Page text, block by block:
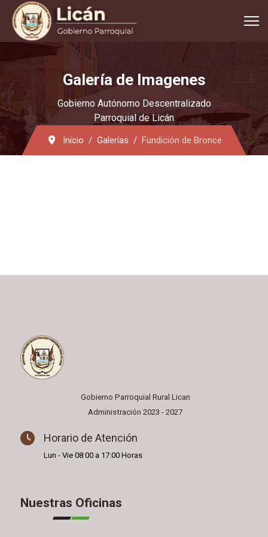
Galería de Imagenes
Gobierno Autónomo Descentralizado
Parroquial de Licán
Inicio Galerías Fundición de Bronce
Gobierno Parroquial Rural Lican
Administración 2023 - 2027
Horario de Atención
Lun - Vie 08:00 a 17:00 Horas
Nuestras Oficinas